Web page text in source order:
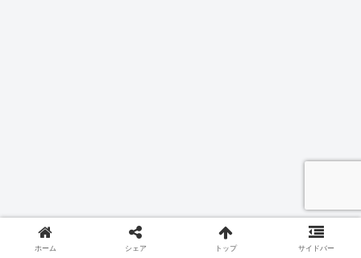
ホーム シェア トップ サイドバー